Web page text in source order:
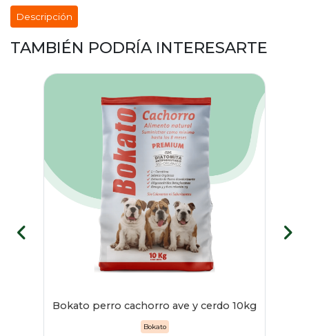
Descripción
TAMBIÉN PODRÍA INTERESARTE
Bokato perro cachorro ave y cerdo 10kg
Bokato